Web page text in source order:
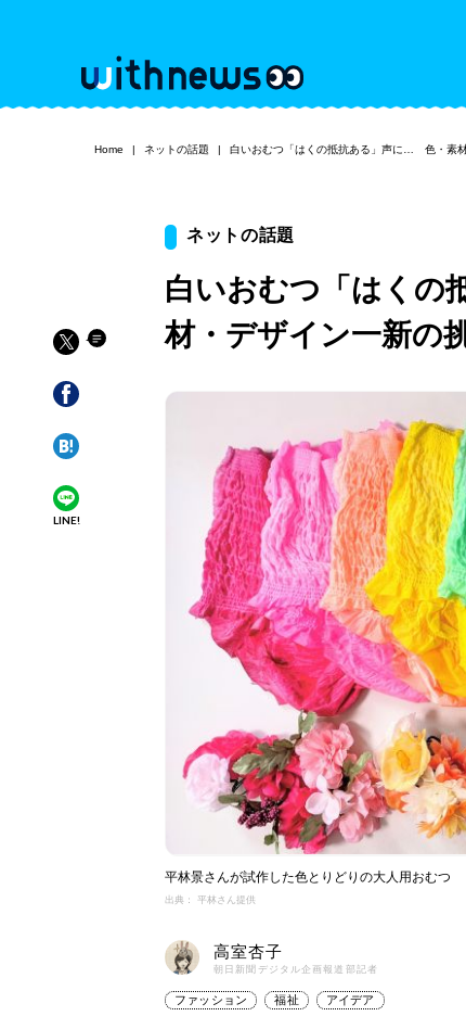
Home ネットの話題 白いおむつ「はくの抵抗ある」声に… 色・素
LINE!
ネットの話題
白いおむつ「はく
材・デザイン一新の
平林景さんが試作した色とりどりの大人用おむつ
出典： 平林さん提供
高室杏子
朝日新聞デジタル企画報道部記者
ファッション 福祉 アイデア